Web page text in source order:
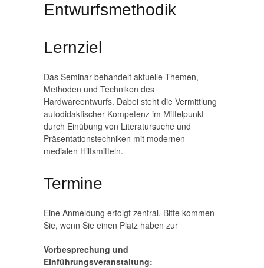
Entwurfsmethodik
Lernziel
Das Seminar behandelt aktuelle Themen,
Methoden und Techniken des
Hardwareentwurfs. Dabei steht die Vermittlung
autodidaktischer Kompetenz im Mittelpunkt
durch Einübung von Literatursuche und
Präsentationstechniken mit modernen
medialen Hilfsmitteln.
Termine
Eine Anmeldung erfolgt zentral. Bitte kommen
Sie, wenn Sie einen Platz haben zur
Vorbesprechung und
Einführungsveranstaltung: